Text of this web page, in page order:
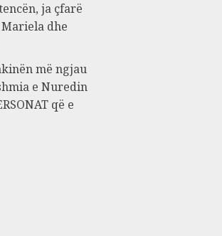
ja çfarë
dhe
më ngjau
e Nuredin
që e